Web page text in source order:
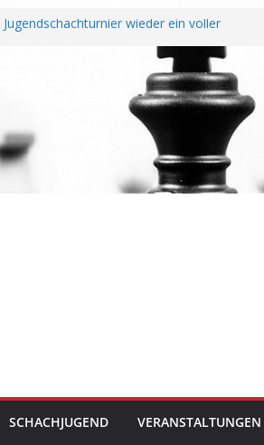
wieder ein voller
unterzeichnen Fairplay
erfolgreichem Rheinland-Pfalz Open –
perfekt
SCHACHJUGEND VERANSTALTUNGEN